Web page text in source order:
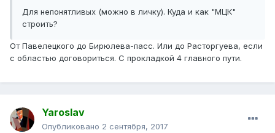
Для непонятливых (можно в личку). Куда и как "МЦК"
строить?
От Павелецкого до Бирюлева-пасс. Или до Расторгуева, если
с областью договориться. С прокладкой 4 главного пути.
Yaroslav
Опубликовано 2 сентября, 2017